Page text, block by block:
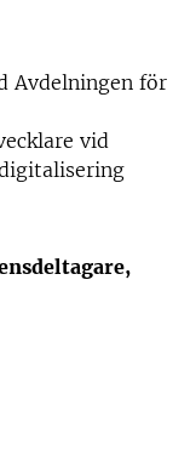
Avdelningen för
vid